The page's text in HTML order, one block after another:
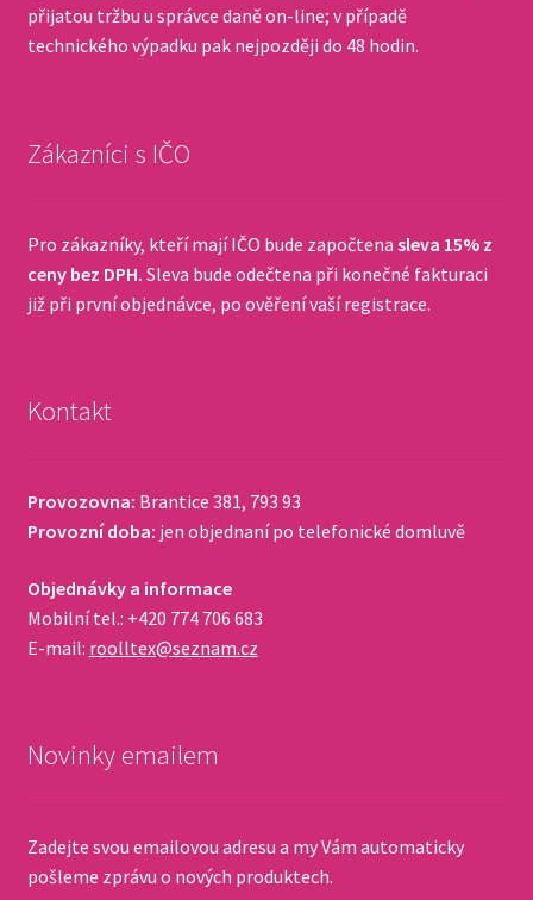
přijatou tržbu u správce daně on-line; v případě
technického výpadku pak nejpozději do 48 hodin.
Zákazníci s IČO
Pro zákazníky, kteří mají IČO bude započtena sleva 15% z
ceny bez DPH. Sleva bude odečtena při konečné fakturaci
již při první objednávce, po ověření vaší registrace.
Kontakt
Provozovna: Brantice 381, 793 93
Provozní doba: jen objednaní po telefonické domluvě
Objednávky a informace
Mobilní tel.: +420 774 706 683
E-mail: roolltex@seznam.cz
Novinky emailem
Zadejte svou emailovou adresu a my Vám automaticky
pošleme zprávu o nových produktech.